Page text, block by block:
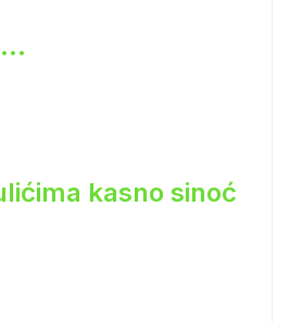
kasno sinoć